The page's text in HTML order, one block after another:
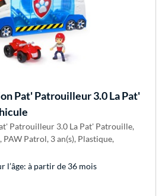
Pat' Patrouilleur 3.0 La Pat'
Patrouilleur 3.0 La Pat' Patrouille,
PAW Patrol, 3 an(s), Plastique,
l’âge: à partir de 36 mois